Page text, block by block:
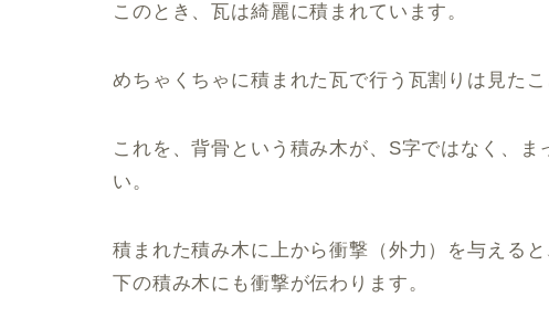
このとき、瓦は綺麗に積まれています。
めちゃくちゃに積まれた瓦で行う瓦割りは見たこ
これを、背骨という積み木が、S字ではなく、
い。
積まれた積み木に上から衝撃（外力）を与える
下の積み木にも衝撃が伝わります。